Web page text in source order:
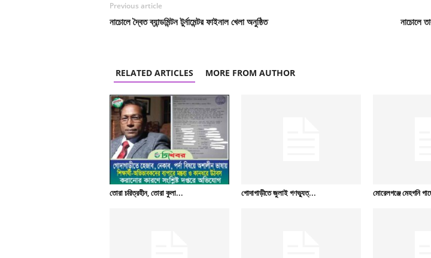
Previous article
নাচোলে দ্বৈত ব্যান্ডমিন্টন টুর্নামেন্টর ফাইনাল খেলা অনুষ্ঠিত নাচোলে
RELATED ARTICLES MORE FROM AUTHOR
তোরা চরিত্রহীন, তোরা কুলা... গোদাগাড়ীতে জুলাই গণভ্যুত্... মোরেলগঞ্জে মেহগনি